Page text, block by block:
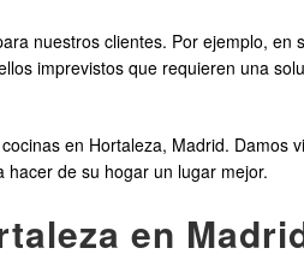
nuestros clientes. Por ejemplo, en
imprevistos que requieren una
en Hortaleza, Madrid. Damos
de su hogar un lugar mejor.
en